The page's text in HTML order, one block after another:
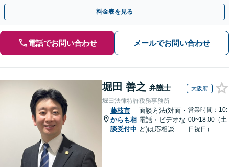
い。
料金表を見る
電話でお問い合わせ メールでお問い合わせ
堀田 善之 弁護士 大阪府
堀田法律特許税務事務所
藤枝市
からも相
談受付中
面談方法(対面・
電話・ビデオな
ど)は応相談
営業時間：10:
00~18:00（土
日祝日）